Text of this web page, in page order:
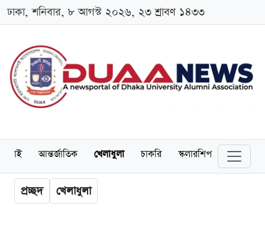
ঢাকা, শনিবার, ৮ আগস্ট ২০২৬, ২৩ শ্রাবণ ১৪৩৩
আন্তর্জাতিক খেলাধুলা চাকরি স্কলারশিপ বিনোদন
প্রচ্ছদ খেলাধুলা